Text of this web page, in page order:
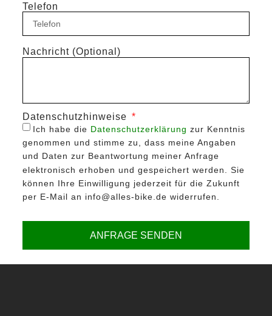
Telefon
Nachricht (Optional)
Datenschutzhinweise
Ich habe die Datenschutzerklärung zur Kenntnis
genommen und stimme zu, dass meine Angaben
und Daten zur Beantwortung meiner Anfrage
elektronisch erhoben und gespeichert werden. Sie
können Ihre Einwilligung jederzeit für die Zukunft
per E-Mail an info@alles-bike.de widerrufen.
ANFRAGE SENDEN